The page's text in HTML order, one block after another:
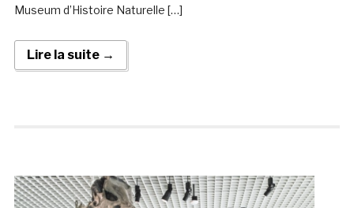
Museum d’Histoire Naturelle […]
Lire la suite →